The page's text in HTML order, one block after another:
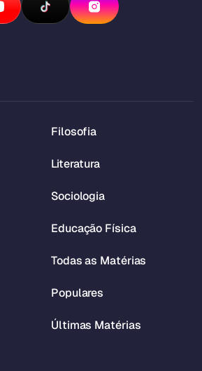
Filosofia
Literatura
Sociologia
Educação Física
Todas as Matérias
Populares
Últimas Matérias